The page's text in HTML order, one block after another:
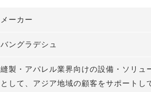
メーカー
バングラデシュ
縫製・アパレル業界向けの設備・ソリュ
として、アジア地域の顧客をサポートし